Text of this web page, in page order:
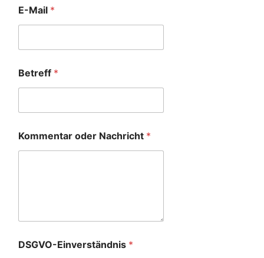
E-Mail *
Betreff *
Kommentar oder Nachricht *
DSGVO-Einverständnis *